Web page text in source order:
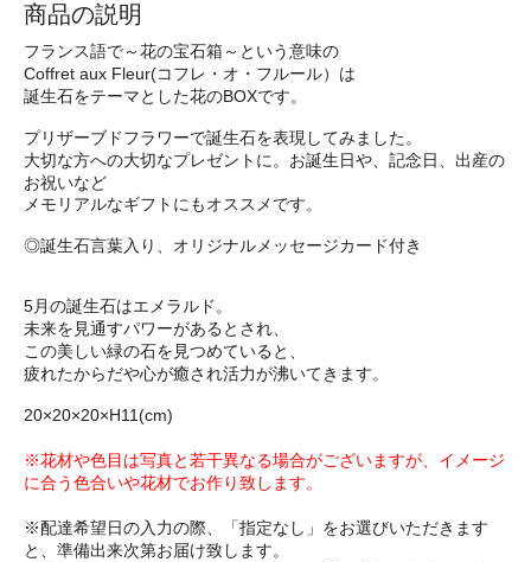
商品の説明
フランス語で～花の宝石箱～という意味の
Coffret aux Fleur(コフレ・オ・フルール）は
誕生石をテーマとした花のBOXです。
プリザーブドフラワーで誕生石を表現してみました。
大切な方への大切なプレゼントに。お誕生日や、記念日、出産の
お祝いなど
メモリアルなギフトにもオススメです。
◎誕生石言葉入り、オリジナルメッセージカード付き
5月の誕生石はエメラルド。
未来を見通すパワーがあるとされ、
この美しい緑の石を見つめていると、
疲れたからだや心が癒され活力が沸いてきます。
20×20×20×H11(cm)
※花材や色目は写真と若干異なる場合がございますが、イメージ
に合う色合いや花材でお作り致します。
※配達希望日の入力の際、「指定なし」をお選びいただきます
と、準備出来次第お届け致します。